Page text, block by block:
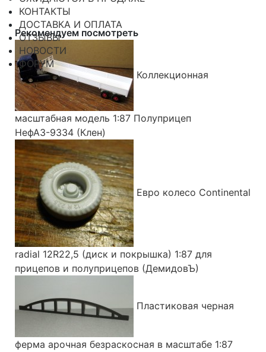
КОНТАКТЫ
ДОСТАВКА И ОПЛАТА
ОТЗЫВЫ
НОВОСТИ
ФОРУМ
Рекомендуем посмотреть
Коллекционная
масштабная модель 1:87 Полуприцеп
НефАЗ-9334 (Клен)
Евро колесо Continental
radial 12R22,5 (диск и покрышка) 1:87 для
прицепов и полуприцепов (ДемидовЪ)
Пластиковая черная
ферма арочная безраскосная в масштабе 1:87